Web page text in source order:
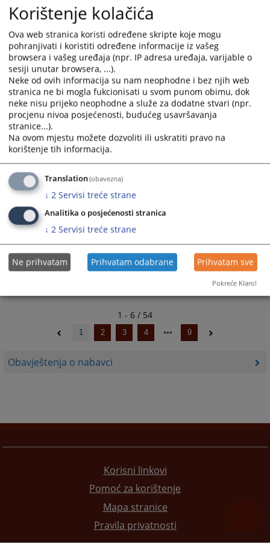
Obavještenja o nabavci
the
calendar
and
select
a
date.
Press
the
question
mark
key
to
get
the
keyboard
shortcuts
for
changing
dates.
the
calendar
and
select
a
date.
Press
the
question
mark
key
to
get
the
keyboard
shortcuts
for
changing
dates.
11.05.2026.
30.04.2026.
Odluka o izboru - Tehnički pregled službenog vozila
24.04.2026.
Odluka o izboru - Usluga redovnog servisa službenog vozila
24.04.2026.
Odluka o izboru - Materijal za redovan servis službenog
vozila
16.03.2026.
Odluka o izboru - Usluga redovnog servisa službenog vozila
1 - 6 / 54
1 2 3 4 9
Korisni linkovi
Pomoć za korištenje
Mapa stranice
Pravila privatnosti
Korištenje kolačića
Ova web stranica koristi određene skripte koje mogu
pohranjivati i koristiti određene informacije iz vašeg
browsera i vašeg uređaja (npr. IP adresa uređaja, varijable o
sesiji unutar browsera, ...).
Neke od ovih informacija su nam neophodne i bez njih web
stranica ne bi mogla fukcionisati u svom punom obimu, dok
neke nisu prijeko neophodne a služe za dodatne stvari (npr.
procjenu nivoa posjećenosti, budućeg usavršavanja
stranice...).
Na ovom mjestu možete dozvoliti ili uskratiti pravo na
korištenje tih informacija.
Translation(obavezna)
↓ 2 Servisi treće strane
Analitika o posjećenosti stranica
↓ 2 Servisi treće strane
Ne prihvatam Prihvatam odabrane Prihvatam sve
Pokreće Klaro!